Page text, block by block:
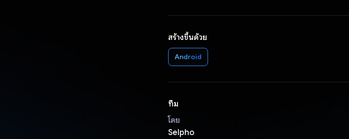
สร้างขึ้นด้วย
Android
ทีม
โดย
Selpho